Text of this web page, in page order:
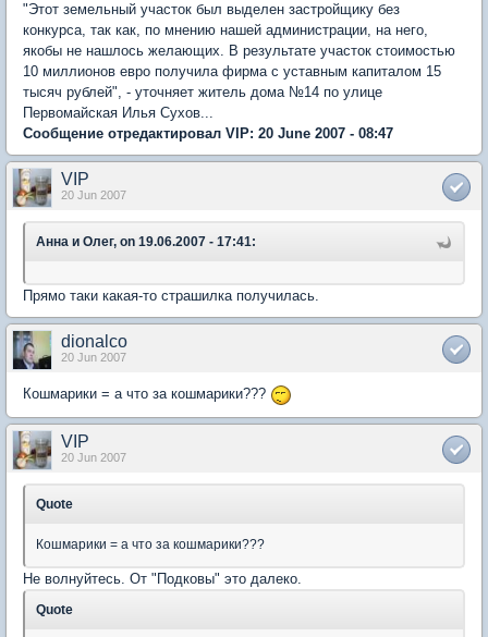
"Этот земельный участок был выделен застройщику без
конкурса, так как, по мнению нашей администрации, на него,
якобы не нашлось желающих. В результате участок стоимостью
10 миллионов евро получила фирма с уставным капиталом 15
тысяч рублей", - уточняет житель дома №14 по улице
Первомайская Илья Сухов...
Сообщение отредактировал VIP: 20 June 2007 - 08:47
VIP
20 Jun 2007
Анна и Олег, on 19.06.2007 - 17:41:
Прямо таки какая-то страшилка получилась.
dionalco
20 Jun 2007
Кошмарики = а что за кошмарики???
VIP
20 Jun 2007
Quote
Кошмарики = а что за кошмарики???
Не волнуйтесь. От "Подковы" это далеко.
Quote